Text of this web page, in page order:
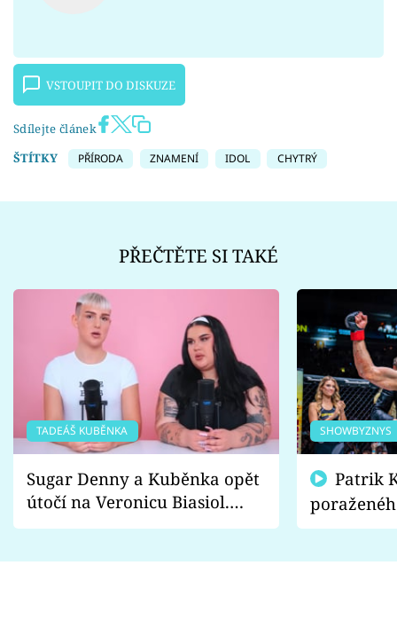
VSTOUPIT DO DISKUZE
Sdílejte článek
ŠTÍTKY
PŘÍRODA ZNAMENÍ IDOL CHYTRÝ
PŘEČTĚTE SI TAKÉ
TADEÁŠ KUBĚNKA
Sugar Denny a Kuběnka opět
útočí na Veronicu Biasiol.
Proč je podle nich falešná a
SHOWBYZNYS
fanoušci